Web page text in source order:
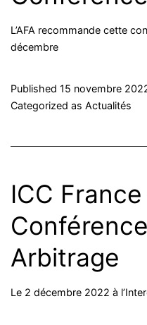
L’AFA recommande cette
décembre
Published 15 novembre
Categorized as Actualités
ICC France
Arbitrage
Le 2 décembre 2022 à